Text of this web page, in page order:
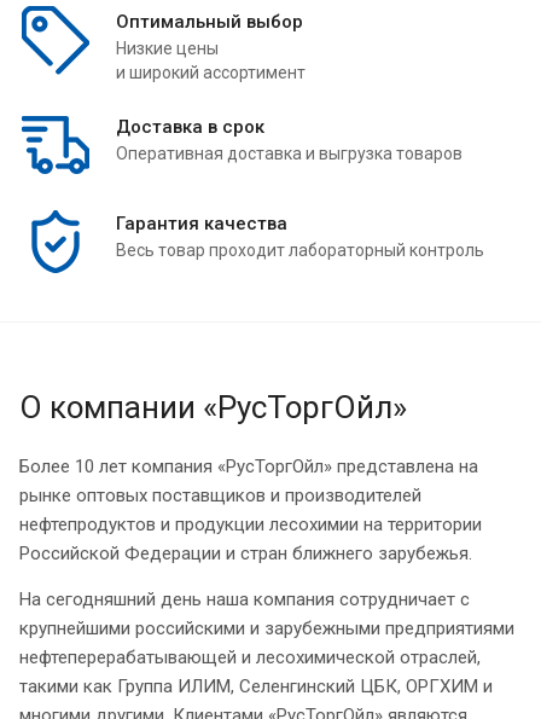
Оптимальный выбор
Низкие цены
и широкий ассортимент
Доставка в срок
Оперативная доставка и выгрузка товаров
Гарантия качества
Весь товар проходит лабораторный контроль
О компании «РусТоргОйл»
Более 10 лет компания «РусТоргОйл» представлена на
рынке оптовых поставщиков и производителей
нефтепродуктов и продукции лесохимии на территории
Российской Федерации и стран ближнего зарубежья.
На сегодняшний день наша компания сотрудничает с
крупнейшими российскими и зарубежными предприятиями
нефтеперерабатывающей и лесохимической отраслей,
такими как Группа ИЛИМ, Селенгинский ЦБК, ОРГХИМ и